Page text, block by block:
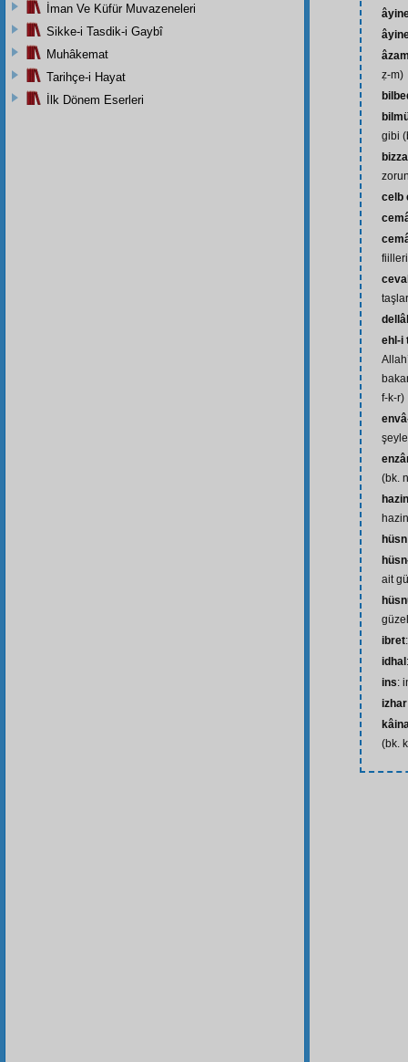
ẓ-m)
gibi
celb
taşlar
ehl-i
f-k-r)
(bk.
hüsn
ait
ibret
idhal
ins:
izhar
(bk.
İman Ve Küfür Muvazeneleri
Sikke-i Tasdik-i Gaybî
Muhâkemat
Tarihçe-i Hayat
İlk Dönem Eserleri